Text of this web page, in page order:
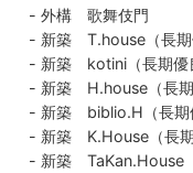
外構 歌舞伎門
新築 T.house（長期
新築 kotini（長期優
新築 H.house（長期
新築 biblio.H（長期
新築 K.House（長期
新築 TaKan.House